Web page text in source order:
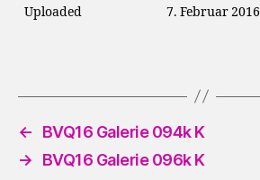
Uploaded 7. Februar 2016
←
BVQ16 Galerie 094k K
→
BVQ16 Galerie 096k K